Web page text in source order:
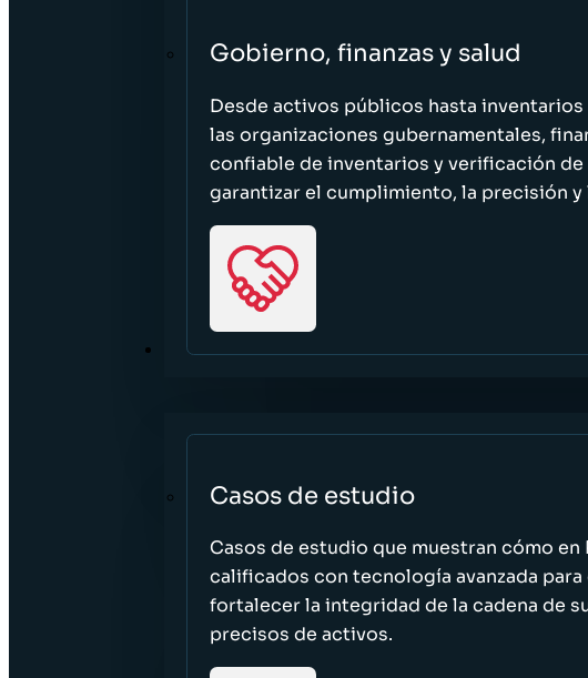
Gobierno, finanzas y salud
Desde activos públicos hasta inventarios
las organizaciones gubernamentales,
confiable de inventarios y verificación
garantizar el cumplimiento, la precisión
RECURSOS
Casos de estudio
Casos de estudio que muestran cómo en
calificados con tecnología avanzada
fortalecer la integridad de la cadena de
precisos de activos.